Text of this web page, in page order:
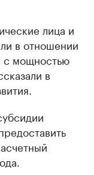
лица и
в отношении
с мощностью
в